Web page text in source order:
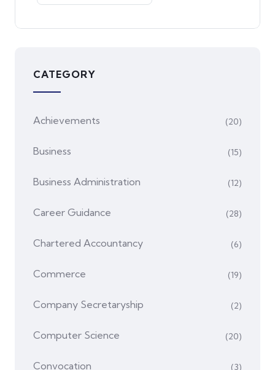
CATEGORY
Achievements (20)
Business (15)
Business Administration (12)
Career Guidance (28)
Chartered Accountancy (6)
Commerce (19)
Company Secretaryship (2)
Computer Science (20)
Convocation (3)